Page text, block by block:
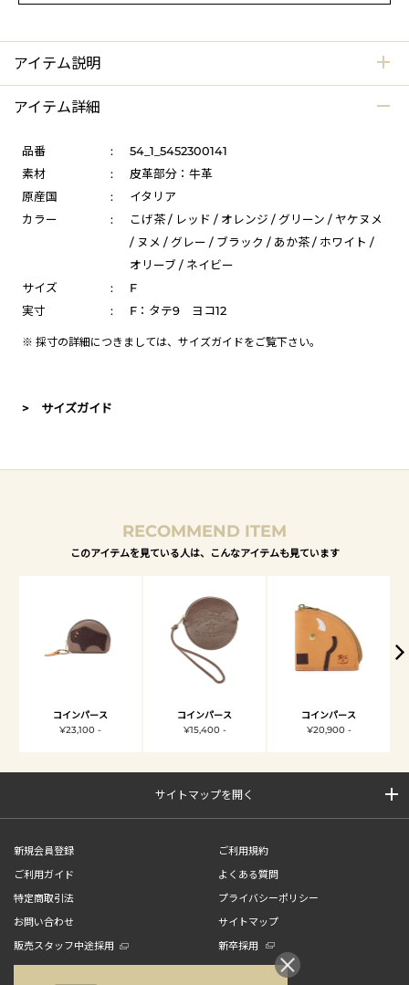
アイテム説明
アイテム詳細
品番 :
54_1_5452300141
素材
:
皮革部分：牛革
原産国
:
イタリア
カラー
:
こげ茶 / レッド / オレンジ / グリーン / ヤケヌメ
/ ヌメ / グレー / ブラック / あか茶 / ホワイト /
オリーブ / ネイビー
サイズ
:
F
実寸
: F：タテ9 ヨコ12
※ 採寸の詳細につきましては、 サイズガイドをご覧下さい。
> サイズガイド
RECOMMEND ITEM
このアイテムを見ている人は、こんなアイテムも見ています
コインパース
¥23,100 -
コインパース
¥15,400 -
コインパース
¥20,900 -
サイトマップを開く
新規会員登録
ご利用規約
ご利用ガイド
よくある質問
特定商取引法
プライバシーポリシー
お問い合わせ
サイトマップ
販売スタッフ中途採用
新卒採用